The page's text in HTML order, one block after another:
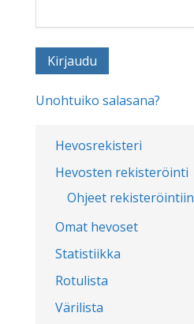
Hevosrekisteri
Hevosten rekisteröinti
Ohjeet rekisteröintiin
Omat hevoset
Statistiikka
Rotulista
Värilista
Unohtuiko salasana?